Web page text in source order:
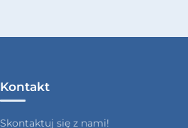
Kontakt
Skontaktuj się z nami!